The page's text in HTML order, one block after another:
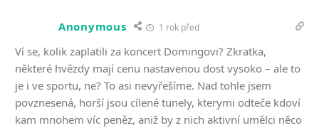
Anonymous 1 rok před
Ví se, kolik zaplatili za koncert Domingovi? Zkratka,
některé hvězdy mají cenu nastavenou dost vysoko – ale to
je i ve sportu, ne? To asi nevyřešíme. Nad tohle jsem
povznesená, horší jsou cílené tunely, kterymi odteče kdoví
kam mnohem víc peněz, aniž by z nich aktivní umělci něco